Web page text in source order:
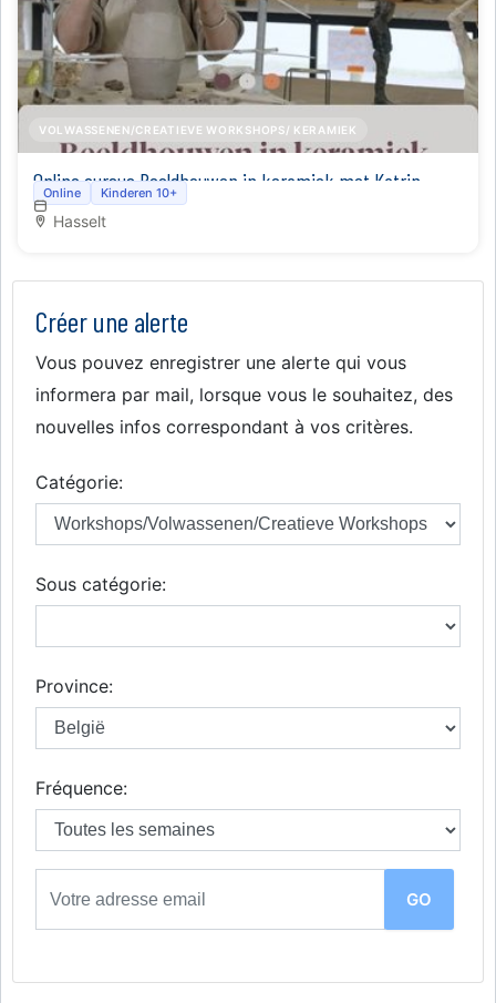
VOLWASSENEN/CREATIEVE WORKSHOPS/ KERAMIEK
Online cursus Beeldhouwen in keramiek met Katrin
Dekoninck
Online Kinderen 10+
Hasselt
Créer une alerte
Vous pouvez enregistrer une alerte qui vous
informera par mail, lorsque vous le souhaitez, des
nouvelles infos correspondant à vos critères.
Catégorie:
Sous catégorie:
Province:
Fréquence: